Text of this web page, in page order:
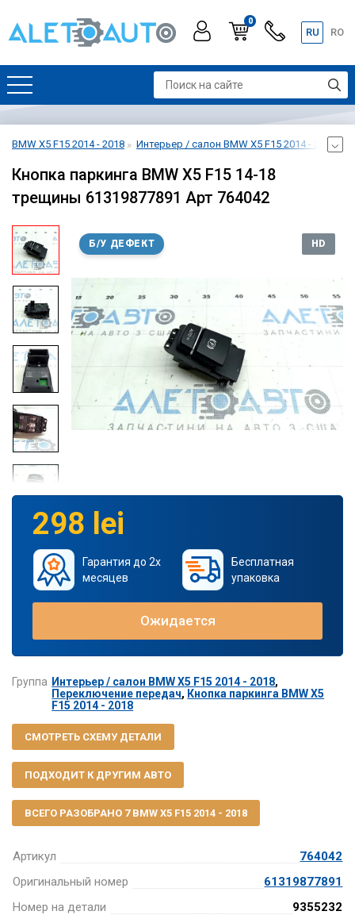
0
RU RO
BMW X5 F15 2014 - 2018 Интерьер / салон BMW X5 F15 2014 - 2018
Кнопка паркинга BMW X5 F15 14-18
трещины 61319877891 Арт 764042
Б/У ДЕФЕКТ HD
Артикул
764042
Оригинальный номер
61319877891
Номер на детали
9355232
298 lei
Гарантия до 2х
месяцев
Бесплатная
упаковка
Ожидается
Группа Интерьер / салон BMW X5 F15 2014 - 2018,
Переключение передач, Кнопка паркинга BMW X5
F15 2014 - 2018
СМОТРЕТЬ СХЕМУ ДЕТАЛИ
ПОДХОДИТ К ДРУГИМ АВТО
ВСЕГО РАЗОБРАНО 7 BMW X5 F15 2014 - 2018